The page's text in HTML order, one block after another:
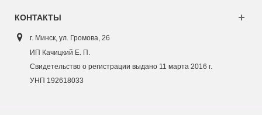
КОНТАКТЫ
г. Минск, ул. Громова, 26
ИП Качицкий Е. П.
Свидетельство о регистрации выдано 11 марта 2016 г.
УНП 192618033